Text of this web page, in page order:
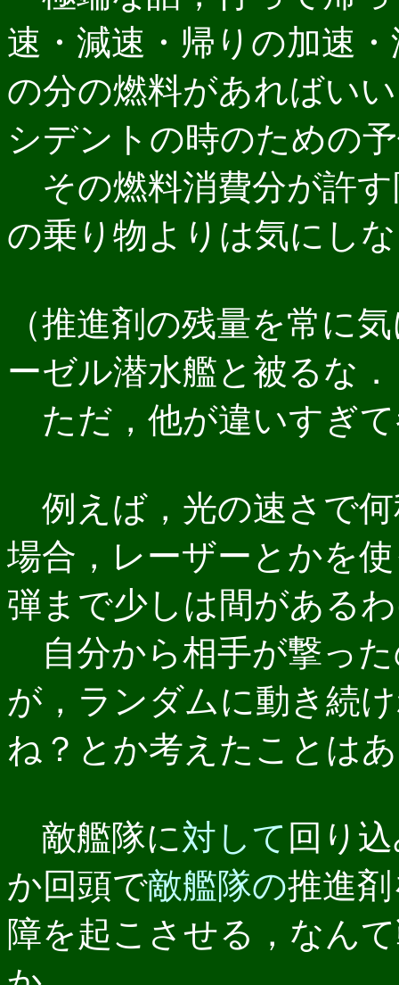
速・減速・帰りの加速
の分の燃料があればい
シデントの時のための
その燃料消費分が許
の乗り物よりは気にし
（推進剤の残量を常に
ーゼル潜水艦と被るな．
ただ，他が違いすぎ
例えば，光の速さで
場合，レーザーとかを
弾まで少しは間がある
自分から相手が撃っ
が，ランダムに動き続
ね？とか考えたことは
敵艦隊に対して 回り
か回頭で敵艦隊の推進
障を起こさせる，なん